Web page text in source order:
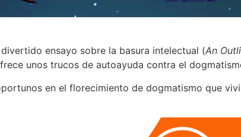
ensayo sobre la basura intelectual (An
unos trucos de autoayuda contra el
en el florecimiento de dogmatismo que